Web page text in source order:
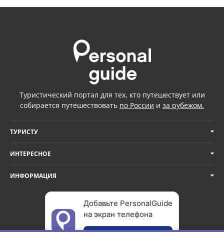
Туристический портал для тех, кто путешествует или
собирается путешествовать по России и за рубежом.
ТУРИСТУ
ИНТЕРЕСНОЕ
ИНФОРМАЦИЯ
Добавьте PersonalGuide
на экран телефона